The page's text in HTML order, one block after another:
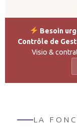
Besoin
Contrôle de
Visio &
LA